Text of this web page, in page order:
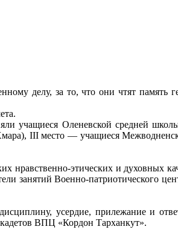
делу, за то, что они чтят
учащиеся Оленевской средней
III место — учащиеся
нравственно-этических и духовных
занятий Военно-патриотического
усердие, прилежание и
ВПЦ «Кордон Тарханкут».